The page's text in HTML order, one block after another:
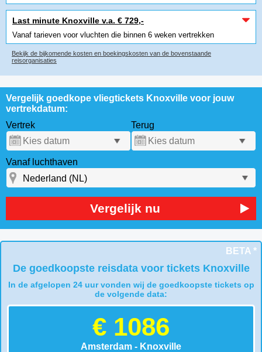
Last minute Knoxville v.a. € 729,-
Vanaf tarieven voor vluchten die binnen 6 weken vertrekken
Bekijk de bijkomende kosten en boekingskosten van de bovenstaande
reisorganisaties
Vergelijk goedkope vliegtickets Knoxville voor jouw
vertrekdatum:
Vertrek
Terug
Vanaf luchthaven
Vergelijk nu
BETA *
De goedkoopste reisdata voor tickets Knoxville
In de afgelopen 24 uur vonden wij de goedkoopste tickets op
de volgende data:
€ 1086
Amsterdam - Knoxville